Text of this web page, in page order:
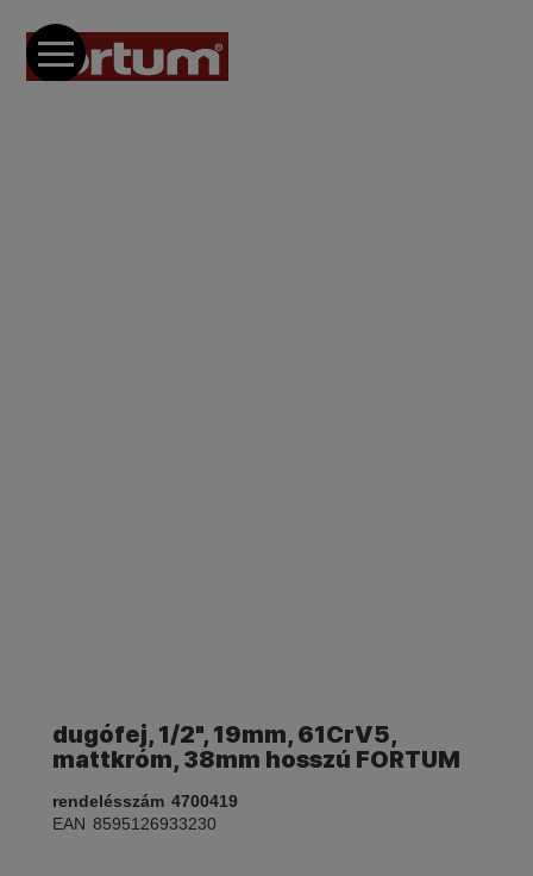
dugófej, 1/2", 19mm, 61CrV5,
mattkróm, 38mm hosszú FORTUM
rendelésszám 4700419
EAN 8595126933230